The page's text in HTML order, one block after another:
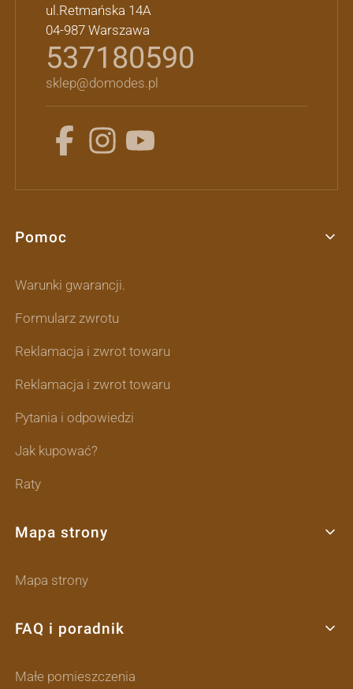
ul.Retmańska 14A
04-987 Warszawa
537180590
sklep@domodes.pl
Linki w stopce
Pomoc
Warunki gwarancji.
Formularz zwrotu
Reklamacja i zwrot towaru
Reklamacja i zwrot towaru
Pytania i odpowiedzi
Jak kupować?
Raty
Mapa strony
Mapa strony
FAQ i poradnik
Małe pomieszczenia